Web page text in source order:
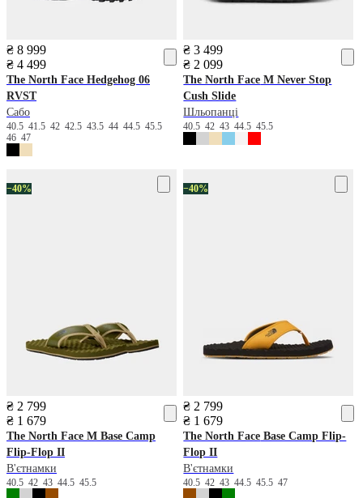
₴ 8 999
₴ 4 499
The North Face Hedgehog 06
RVST
Сабо
40.5 41.5 42 42.5 43.5 44 44.5 45.5
46 47
₴ 3 499
₴ 2 099
The North Face M Never Stop
Cush Slide
Шльопанці
40.5424344.545.5
−40%
₴ 2 799
₴ 1 679
The North Face M Base Camp
Flip-Flop II
В'єтнамки
40.5 42 43 44.5 45.5
−40%
₴ 2 799
₴ 1 679
The North Face Base Camp Flip-
Flop II
В'єтнамки
40.5424344.545.547